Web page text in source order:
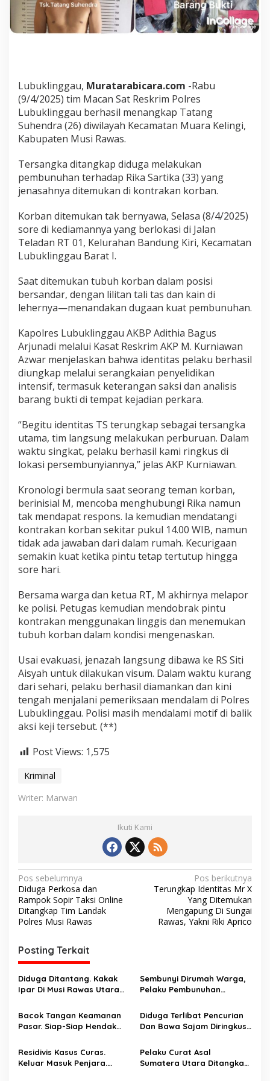
K
o
n
n
D
i
s
a
p
T
M
a
c
i
n
g
a
Lubuklinggau, Muratarabicara.com -Rabu
(9/4/2025) tim Macan Sat Reskrim Polres
Lubuklinggau berhasil menangkap Tatang
Suhendra (26) diwilayah Kecamatan Muara Kelingi,
Kabupaten Musi Rawas.
Tersangka ditangkap diduga melakukan
pembunuhan terhadap Rika Sartika (33) yang
jenasahnya ditemukan di kontrakan korban.
Korban ditemukan tak bernyawa, Selasa (8/4/2025)
sore di kediamannya yang berlokasi di Jalan
Teladan RT 01, Kelurahan Bandung Kiri, Kecamatan
Lubuklinggau Barat I.
Saat ditemukan tubuh korban dalam posisi
bersandar, dengan lilitan tali tas dan kain di
lehernya—menandakan dugaan kuat pembunuhan.
Kapolres Lubuklinggau AKBP Adithia Bagus
Arjunadi melalui Kasat Reskrim AKP M. Kurniawan
Azwar menjelaskan bahwa identitas pelaku berhasil
diungkap melalui serangkaian penyelidikan
intensif, termasuk keterangan saksi dan analisis
barang bukti di tempat kejadian perkara.
“Begitu identitas TS terungkap sebagai tersangka
utama, tim langsung melakukan perburuan. Dalam
waktu singkat, pelaku berhasil kami ringkus di
lokasi persembunyiannya,” jelas AKP Kurniawan.
Kronologi bermula saat seorang teman korban,
berinisial M, mencoba menghubungi Rika namun
tak mendapat respons. Ia kemudian mendatangi
kontrakan korban sekitar pukul 14.00 WIB, namun
tidak ada jawaban dari dalam rumah. Kecurigaan
semakin kuat ketika pintu tetap tertutup hingga
sore hari.
Bersama warga dan ketua RT, M akhirnya melapor
ke polisi. Petugas kemudian mendobrak pintu
kontrakan menggunakan linggis dan menemukan
tubuh korban dalam kondisi mengenaskan.
Usai evakuasi, jenazah langsung dibawa ke RS Siti
Aisyah untuk dilakukan visum. Dalam waktu kurang
dari sehari, pelaku berhasil diamankan dan kini
tengah menjalani pemeriksaan mendalam di Polres
Lubuklinggau. Polisi masih mendalami motif di balik
aksi keji tersebut. (**)
Post Views: 1,575
Kriminal
Writer: Marwan
Ikuti Kami
N
a
v
g
a
s
i
p
o
s
Pos sebelumnya
Diduga Perkosa dan
Rampok Sopir Taksi Online
Ditangkap Tim Landak
Polres Musi Rawas
Pos berikutnya
Terungkap Identitas Mr X
Yang Ditemukan
Mengapung Di Sungai
Rawas, Yakni Riki Aprico
Posting Terkait
Diduga Ditantang. Kakak
Ipar Di Musi Rawas Utara
Oleh Adik Ipar. Pelaku
Ditangkap Di Ogan Ilir
Sembunyi Dirumah Warga,
Pelaku Pembunuhan
Ditangkap
Bacok Tangan Keamanan
Pasar. Siap-Siap Hendak
Tim Macan Linggau
Diduga Terlibat Pencurian
Dan Bawa Sajam Diringkus
Residivis Kasus Curas.
Keluar Masuk Penjara.
Pelaku Curat Asal
Sumatera Utara Ditangkap